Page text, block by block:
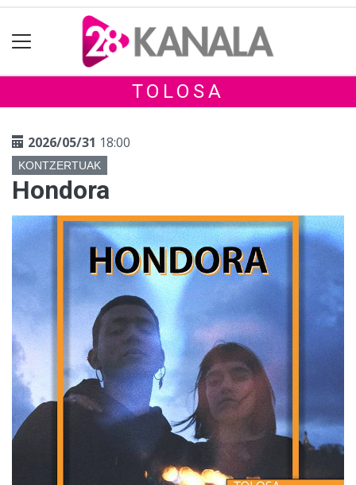
TOLOSA
2026/05/31 18:00
KONTZERTUAK
Hondora